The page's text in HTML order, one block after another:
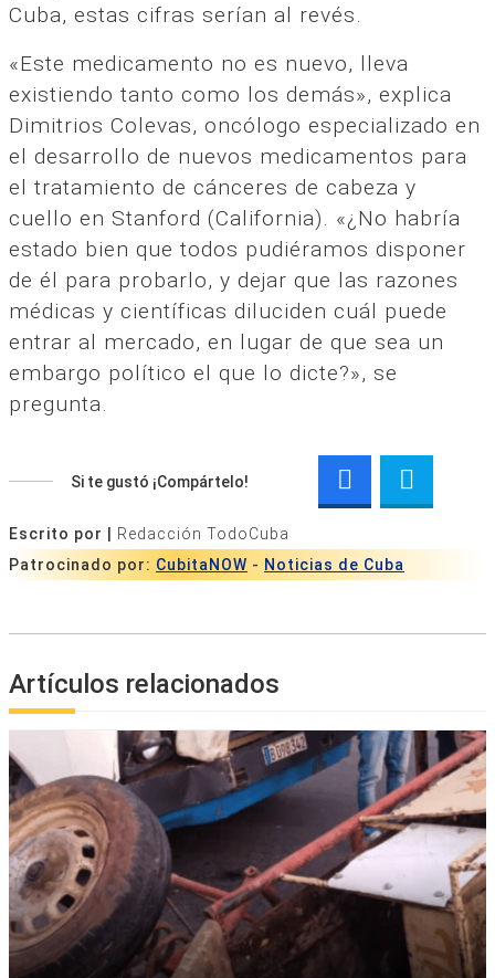
Cuba, estas cifras serían al revés.
«Este medicamento no es nuevo, lleva
existiendo tanto como los demás», explica
Dimitrios Colevas, oncólogo especializado en
el desarrollo de nuevos medicamentos para
el tratamiento de cánceres de cabeza y
cuello en Stanford (California). «¿No habría
estado bien que todos pudiéramos disponer
de él para probarlo, y dejar que las razones
médicas y científicas diluciden cuál puede
entrar al mercado, en lugar de que sea un
embargo político el que lo dicte?», se
pregunta.
Si te gustó ¡Compártelo!
Escrito por |
Redacción TodoCuba
Patrocinado por: CubitaNOW - Noticias de Cuba
Artículos relacionados